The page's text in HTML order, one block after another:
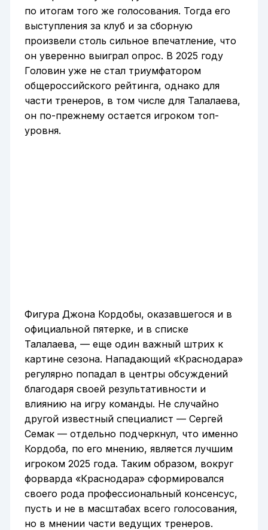
по итогам того же голосования. Тогда его
выступления за клуб и за сборную
произвели столь сильное впечатление, что
он уверенно выиграл опрос. В 2025 году
Головин уже не стал триумфатором
общероссийского рейтинга, однако для
части тренеров, в том числе для Талалаева,
он по-прежнему остается игроком топ-
уровня.
Фигура Джона Кордобы, оказавшегося и в
официальной пятерке, и в списке
Талалаева, — еще один важный штрих к
картине сезона. Нападающий «Краснодара»
регулярно попадал в центры обсуждений
благодаря своей результативности и
влиянию на игру команды. Не случайно
другой известный специалист — Сергей
Семак — отдельно подчеркнул, что именно
Кордоба, по его мнению, является лучшим
игроком 2025 года. Таким образом, вокруг
форварда «Краснодара» сформировался
своего рода профессиональный консенсус,
пусть и не в масштабах всего голосования,
но в мнении части ведущих тренеров.